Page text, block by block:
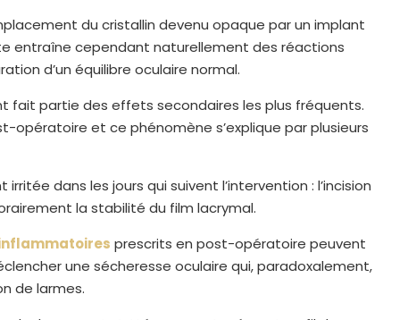
du cristallin devenu opaque par un implant
entraîne cependant naturellement des réactions
d’un équilibre oculaire normal.
fait partie des effets secondaires les plus fréquents.
opératoire et ce phénomène s’explique par plusieurs
dans les jours qui suivent l’intervention : l’incision
la stabilité du film lacrymal.
prescrits en post-opératoire peuvent
une sécheresse oculaire qui, paradoxalement,
de larmes.